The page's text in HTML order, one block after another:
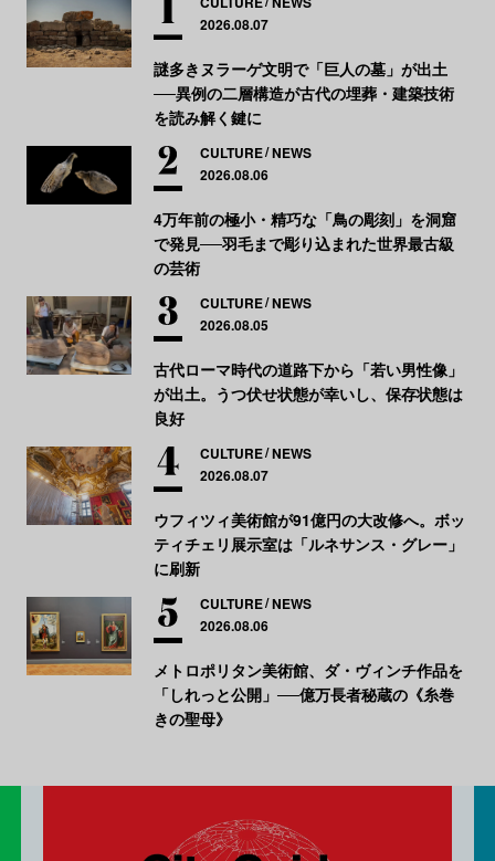
2026.08.07
謎多きヌラーゲ文明で「巨人の墓」が出土
──異例の二層構造が古代の埋葬・建築技術
を読み解く鍵に
CULTURE NEWS
2026.08.06
4万年前の極小・精巧な「鳥の彫刻」を洞窟
で発見──羽毛まで彫り込まれた世界最古級
の芸術
CULTURE NEWS
2026.08.05
古代ローマ時代の道路下から「若い男性像」
が出土。うつ伏せ状態が幸いし、保存状態は
良好
CULTURE NEWS
2026.08.07
ウフィツィ美術館が91億円の大改修へ。ボッ
ティチェリ展示室は「ルネサンス・グレー」
に刷新
CULTURE NEWS
2026.08.06
メトロポリタン美術館、ダ・ヴィンチ作品を
「しれっと公開」──億万長者秘蔵の《糸巻
きの聖母》